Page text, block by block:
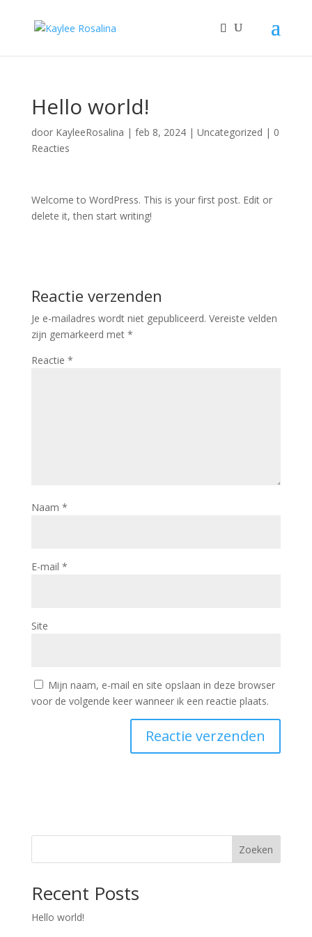
Hello world!
door KayleeRosalina | feb 8, 2024| Uncategorized | 0
Reacties
Welcome to WordPress. This is your first post. Edit or
delete it, then start writing!
Reactie verzenden
Je e-mailadres wordt niet gepubliceerd. Vereiste velden
zijn gemarkeerd met *
Reactie *
Naam *
E-mail *
Site
Mijn naam, e-mail en site opslaan in deze browser
voor de volgende keer wanneer ik een reactie plaats.
Zoeken
Recent Posts
Hello world!